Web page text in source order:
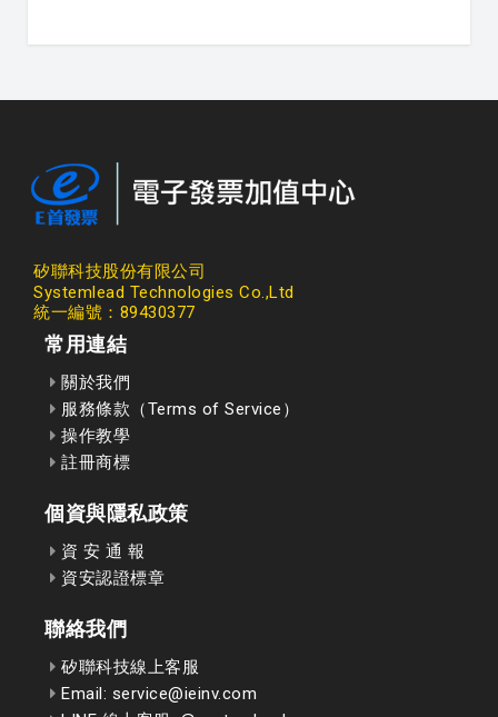
矽聯科技股份有限公司
Systemlead Technologies Co.,Ltd
統一編號：89430377
常用連結
關於我們
服務條款（Terms of Service）
操作教學
註冊商標
個資與隱私政策
資 安 通 報
資安認證標章
聯絡我們
矽聯科技線上客服
Email: service@ieinv.com